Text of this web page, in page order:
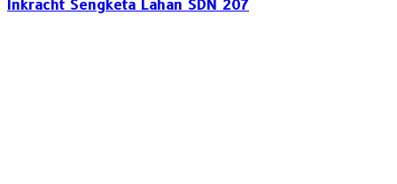
Inkracht Sengketa Lahan SDN 207